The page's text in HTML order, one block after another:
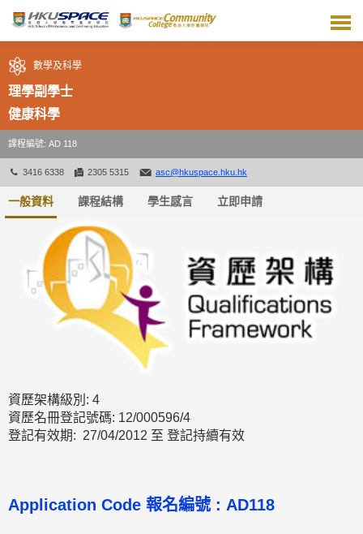
主
內
容
數學及科學
理學副學士
健康科學
課程編號: AD 118
3416 6338 2305 5315 asc@hkuspace.hku.hk
一般資料 課程結構 學生感言 立即申請
資歷架構級別: 4
資歷名冊登記號碼: 12/000596/4
登記有效期: 27/04/2012 至 登記持續有效
Application Code 報名編號 : AD118